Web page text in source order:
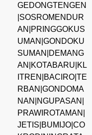
GEDONGTENGEN
|SOSROMENDUR
AN|PRINGGOKUS
UMAN|GONDOKU
SUMAN|DEMANG
AN|KOTABARU|KL
ITREN|BACIRO|TE
RBAN|GONDOMA
NAN|NGUPASAN|
PRAWIROTAMAN|
JETIS|BUMIJO|CO